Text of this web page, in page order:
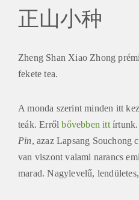
正山小种
Zheng Shan Xiao Zhong
fekete tea.
A monda szerint minden itt
teák. Errőlbővebben ittírtunk.
Pin, azaz Lapsang Souchong
van viszont valami narancs
marad. Nagylevelű,